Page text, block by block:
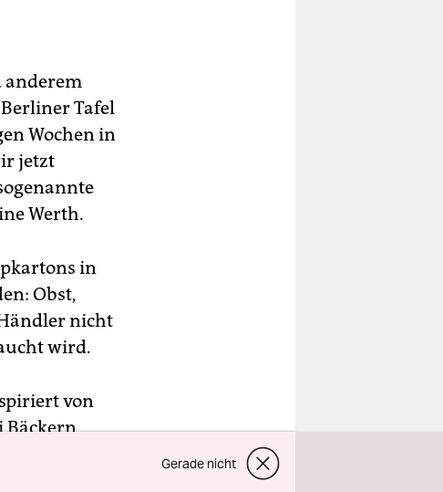
anderem
Tafel
Wochen in
jetzt
Werth.
in
Obst,
nicht
wird.
von
Bäckern
Was
begann, hat
Gerade nicht